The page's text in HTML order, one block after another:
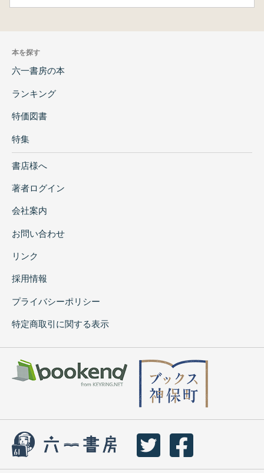
本を探す
六一書房の本
ランキング
特価図書
特集
書店様へ
著者ログイン
会社案内
お問い合わせ
リンク
採用情報
プライバシーポリシー
特定商取引に関する表示